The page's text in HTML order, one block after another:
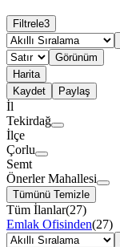
Filtrele3
Görünüm
Harita
Kaydet
Paylaş
İl
Tekirdağ
İlçe
Çorlu
Semt
Önerler Mahallesi
Tümünü Temizle
Tüm İlanlar(27)
Emlak Ofisinden(27)